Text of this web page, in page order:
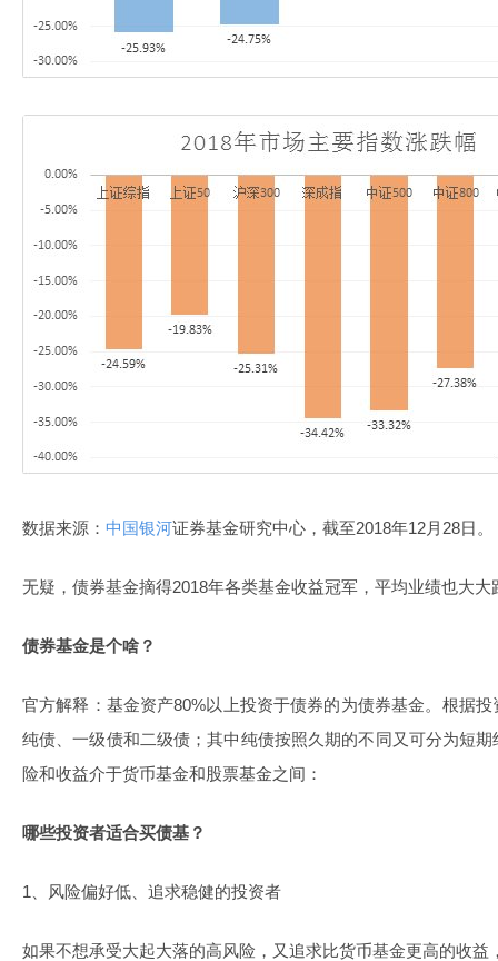
数据来源： 中国银河证券基金研究中心，截至2018年12月28日。
无疑，债券基金摘得2018年各类基金收益冠军，平均业绩也大
债券基金是个啥？
官方解释：基金资产80%以上投资于债券的为债券基金。根据
纯债、一级债和二级债；其中纯债按照久期的不同又可分为短
险和收益介于货币基金和股票基金之间：
哪些投资者适合买债基？
1、风险偏好低、追求稳健的投资者
如果不想承受大起大落的高风险，又追求比货币基金更高的收益